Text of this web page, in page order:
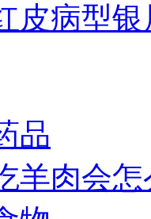
皮病型
品
羊肉会怎